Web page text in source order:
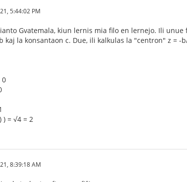
5:44:02 PM
Gvatemala, kiun lernis mia filo en lernejo. Ili
kaj la konsantaon c. Due, ili kalkulas la "centron" z =
0
) = √4 = 2
8:39:18 AM